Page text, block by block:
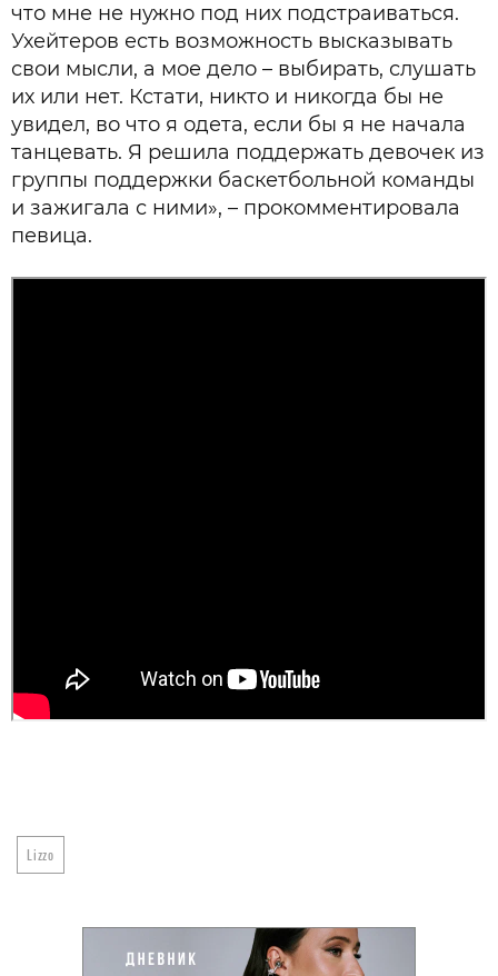
что мне не нужно под них подстраиваться.
Ухейтеров есть возможность высказывать
свои мысли, а мое дело – выбирать, слушать
их или нет. Кстати, никто и никогда бы не
увидел, во что я одета, если бы я не начала
танцевать. Я решила поддержать девочек из
группы поддержки баскетбольной команды
и зажигала с ними», – прокомментировала
певица.
Lizzo